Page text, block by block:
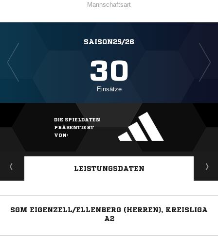
Mannschaftsart
SAISON25/26
30
Einsätze
DIE SPIELDATEN
PRÄSENTIERT
VON:
LEISTUNGSDATEN
SGM EIGENZELL/ELLENBERG (HERREN), KREISLIGA
A2